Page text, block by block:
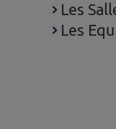
Les
Les